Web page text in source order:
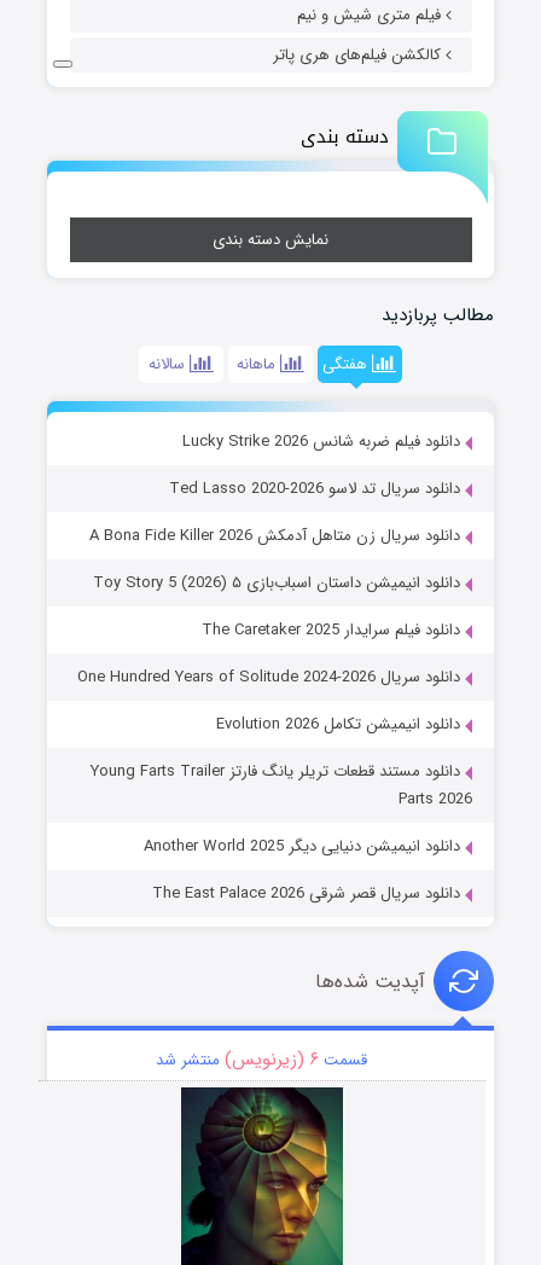
فیلم متری شیش و نیم
کالکشن فیلم‌های هری پاتر
دسته بندی
نمایش دسته بندی
مطالب پربازدید
هفتگی ماهانه سالانه
دانلود فیلم ضربه شانس Lucky Strike 2026
دانلود سریال تد لاسو Ted Lasso 2020-2026
دانلود سریال زن متاهل آدمکش A Bona Fide Killer 2026
دانلود انیمیشن داستان اسباب‌بازی ۵ Toy Story 5 (2026)
دانلود فیلم سرایدار The Caretaker 2025
دانلود سریال One Hundred Years of Solitude 2024-2026
دانلود انیمیشن تکامل Evolution 2026
دانلود مستند قطعات تریلر یانگ فارتز Young Farts Trailer
Parts 2026
دانلود انیمیشن دنیایی دیگر Another World 2025
دانلود سریال قصر شرقی The East Palace 2026
آپدیت شده‌ها
قسمت ۶ (زیرنویس) منتشر شد